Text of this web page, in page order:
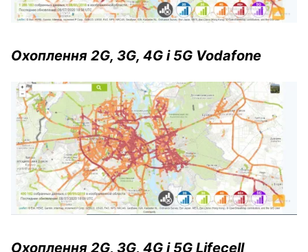
Охоплення 2G, 3G, 4G і 5G Vodafone
Охоплення 2G, 3G, 4G і 5G Lifecell